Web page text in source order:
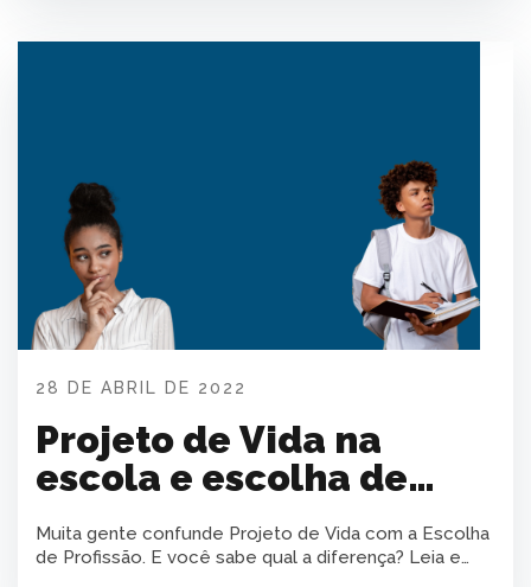
28 DE ABRIL DE 2022
Projeto de Vida na
escola e escolha de
profissão
Muita gente confunde Projeto de Vida com a Escolha
de Profissão. E você sabe qual a diferença? Leia e